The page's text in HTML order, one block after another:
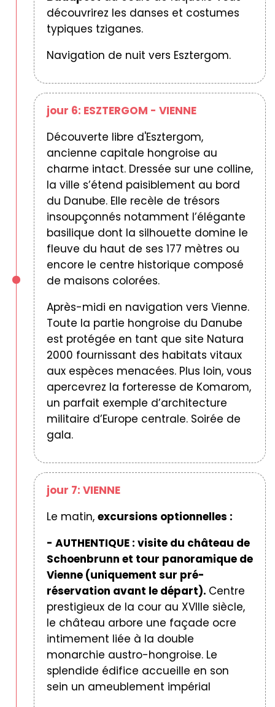
découvrirez les danses et costumes
typiques tziganes.
Navigation de nuit vers Esztergom.
jour 6: ESZTERGOM - VIENNE
Découverte libre d'Esztergom,
ancienne capitale hongroise au
charme intact. Dressée sur une colline,
la ville s’étend paisiblement au bord
du Danube. Elle recèle de trésors
insoupçonnés notamment l’élégante
basilique dont la silhouette domine le
fleuve du haut de ses 177 mètres ou
encore le centre historique composé
de maisons colorées.
Après-midi en navigation vers Vienne.
Toute la partie hongroise du Danube
est protégée en tant que site Natura
2000 fournissant des habitats vitaux
aux espèces menacées. Plus loin, vous
apercevrez la forteresse de Komarom,
un parfait exemple d’architecture
militaire d’Europe centrale. Soirée de
gala.
jour 7: VIENNE
Le matin, excursions optionnelles :
- AUTHENTIQUE : visite du château de
Schoenbrunn et tour panoramique de
Vienne (uniquement sur pré-
réservation avant le départ). Centre
prestigieux de la cour au XVIIIe siècle,
le château arbore une façade ocre
intimement liée à la double
monarchie austro-hongroise. Le
splendide édifice accueille en son
sein un ameublement impérial